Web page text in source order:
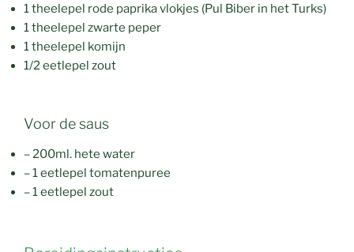
1 theelepel rode paprika vlokjes (Pul Biber in het Turks)
1 theelepel zwarte peper
1 theelepel komijn
1/2 eetlepel zout
Voor de saus
– 200ml. hete water
– 1 eetlepel tomatenpuree
– 1 eetlepel zout